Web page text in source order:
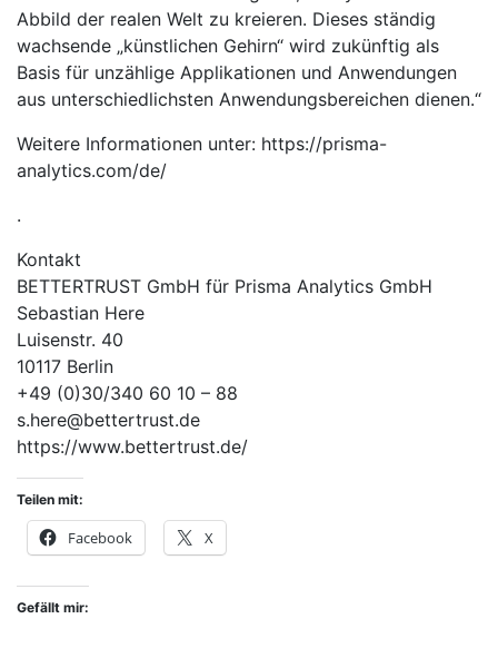
Abbild der realen Welt zu kreieren. Dieses ständig
wachsende „künstlichen Gehirn“ wird zukünftig als
Basis für unzählige Applikationen und Anwendungen
aus unterschiedlichsten Anwendungsbereichen dienen.“
Weitere Informationen unter: https://prisma-
analytics.com/de/
.
Kontakt
BETTERTRUST GmbH für Prisma Analytics GmbH
Sebastian Here
Luisenstr. 40
10117 Berlin
+49 (0)30/340 60 10 – 88
s.here@bettertrust.de
https://www.bettertrust.de/
Teilen mit:
Facebook X
Gefällt mir: